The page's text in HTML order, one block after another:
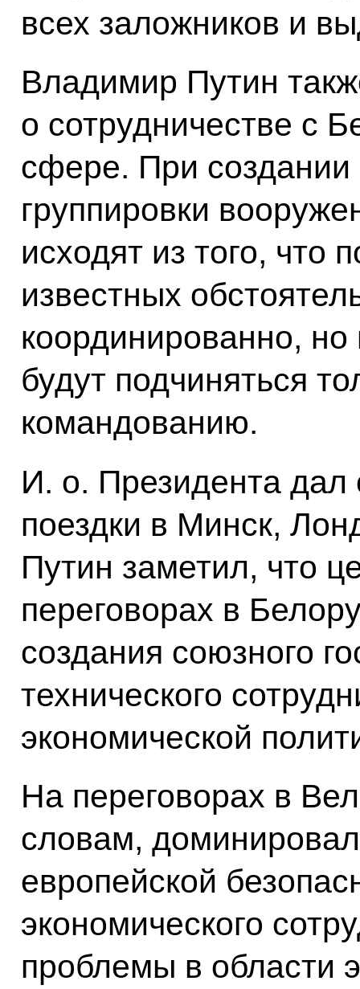
всех заложников и
Владимир Путин
о сотрудничестве с
сфере. При создании
группировки
исходят из того, что
известных
координированно, но
будут подчиняться
командованию.
И. о. Президента дал
поездки в Минск,
Путин заметил, что
переговорах в
создания союзного
технического
экономической
На переговорах в
словам,
европейской
экономического
проблемы в области